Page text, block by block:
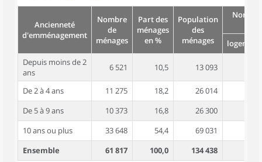
Ancienneté
d'emménagement
Nombre
de
ménages
Part des
ménages
en %
Population
des
ménages
logement
Depuis moins de 2
ans
6 521 10,5 13 093
De 2 à 4 ans 11 275 18,2 26 014
De 5 à 9 ans
10 373 16,8 26 300
10 ans ou plus
33 648 54,4 69 031
Ensemble
61 817 100,0 134 438